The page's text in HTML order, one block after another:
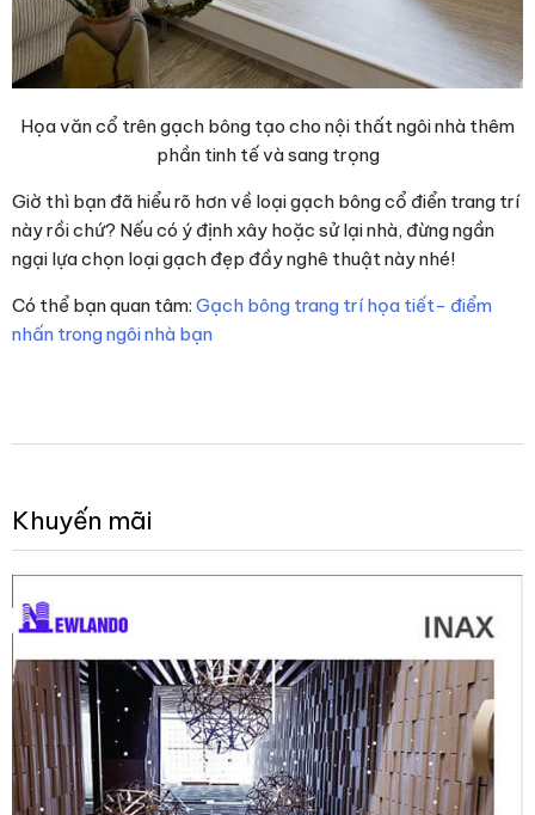
Họa văn cổ trên gạch bông tạo cho nội thất ngôi nhà thêm
phần tinh tế và sang trọng
Giờ thì bạn đã hiểu rõ hơn về loại gạch bông cổ điển trang trí
này rồi chứ? Nếu có ý định xây hoặc sử lại nhà, đừng ngần
ngại lựa chọn loại gạch đẹp đầy nghê thuật này nhé!
Có thể bạn quan tâm: Gạch bông trang trí họa tiết- điểm
nhấn trong ngôi nhà bạn
Khuyến mãi